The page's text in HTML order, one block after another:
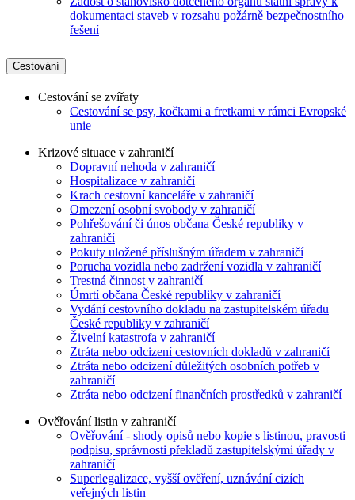
dokumentaci staveb v rozsahu požárně bezpečnostního
řešení
Cestování
Cestování se zvířaty
Cestování se psy, kočkami a fretkami v rámci Evropské
unie
Krizové situace v zahraničí
Dopravní nehoda v zahraničí
Hospitalizace v zahraničí
Krach cestovní kanceláře v zahraničí
Omezení osobní svobody v zahraničí
Pohřešování či únos občana České republiky v
zahraničí
Pokuty uložené příslušným úřadem v zahraničí
Porucha vozidla nebo zadržení vozidla v zahraničí
Trestná činnost v zahraničí
Úmrtí občana České republiky v zahraničí
Vydání cestovního dokladu na zastupitelském úřadu
České republiky v zahraničí
Živelní katastrofa v zahraničí
Ztráta nebo odcizení cestovních dokladů v zahraničí
Ztráta nebo odcizení důležitých osobních potřeb v
zahraničí
Ztráta nebo odcizení finančních prostředků v zahraničí
Ověřování listin v zahraničí
Ověřování - shody opisů nebo kopie s listinou, pravosti
podpisu, správnosti překladů zastupitelskými úřady v
zahraničí
Superlegalizace, vyšší ověření, uznávání cizích
veřejných listin